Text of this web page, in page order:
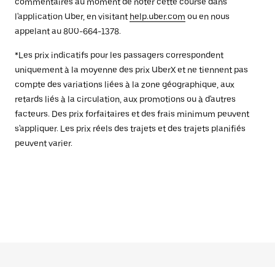
l'application Uber, en visitant help.uber.com ou en nous
appelant au 800-664-1378.
*Les prix indicatifs pour les passagers correspondent
uniquement à la moyenne des prix UberX et ne tiennent pas
compte des variations liées à la zone géographique, aux
retards liés à la circulation, aux promotions ou à d'autres
facteurs. Des prix forfaitaires et des frais minimum peuvent
s'appliquer. Les prix réels des trajets et des trajets planifiés
peuvent varier.